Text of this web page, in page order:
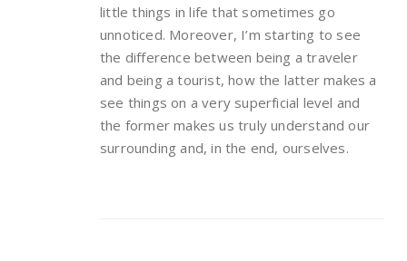
little things in life that sometimes go
unnoticed. Moreover, I’m starting to see
the difference between being a traveler
and being a tourist, how the latter makes a
see things on a very superficial level and
the former makes us truly understand our
surrounding and, in the end, ourselves.